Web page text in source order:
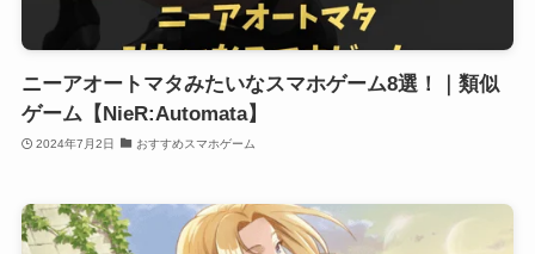
ニーアオートマタみたいなスマホゲーム8選！｜類似
ゲーム【NieR:Automata】
2024年7月2日 おすすめスマホゲーム